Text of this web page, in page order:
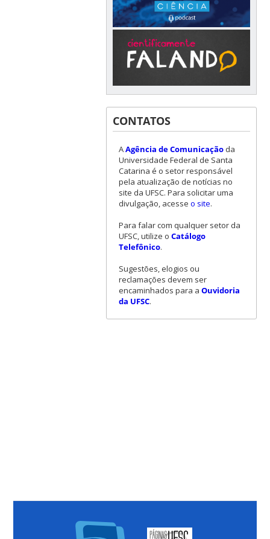
CONTATOS
AAgência de Comunicaçãoda
Universidade Federal de Santa
Catarina é o setor responsável
pela atualização de notícias no
site da UFSC. Para solicitar uma
divulgação, acesse o site.
Para falar com qualquer setor da
UFSC, utilize o Catálogo
Telefônico.
Sugestões, elogios ou
reclamações devem ser
encaminhados para a Ouvidoria
da UFSC.